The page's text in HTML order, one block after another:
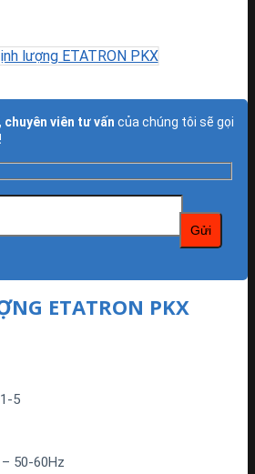
chuyên viên tư vấn của chúng tôi sẽ gọi
ETATRON PKX
5
50-60Hz